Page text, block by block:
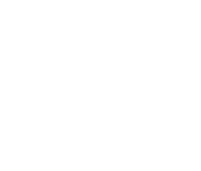
недовольство из-за
иногда
ему скучно. Мамочка
поведение
всегда говорит о